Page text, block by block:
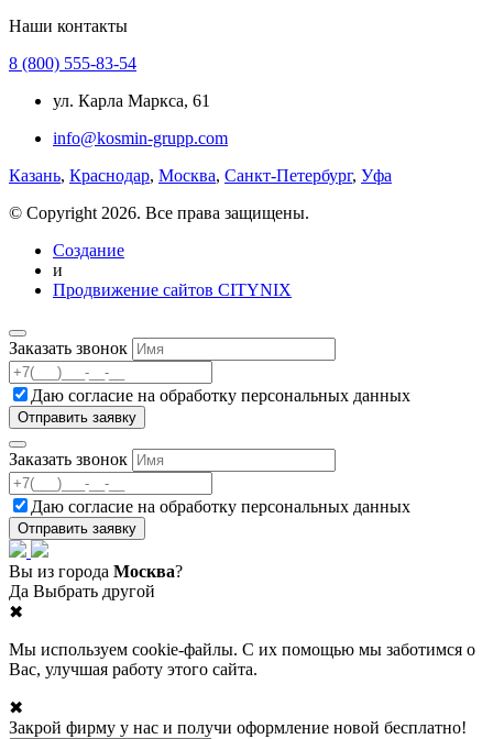
Наши контакты
8 (800) 555-83-54
ул. Карла Маркса, 61
info@kosmin-grupp.com
Казань, Краснодар, Москва, Санкт-Петербург, Уфа
© Copyright 2026. Все права защищены.
Создание
и
Продвижение сайтов CITYNIX
Заказать звонок
Даю согласие на обработку персональных данных
Заказать звонок
Даю согласие на обработку персональных данных
Вы из города Москва?
Да Выбрать другой
✖
Мы используем cookie-файлы. С их помощью мы заботимся о
Вас, улучшая работу этого сайта.
✖
Закрой фирму у нас и получи оформление новой бесплатно!